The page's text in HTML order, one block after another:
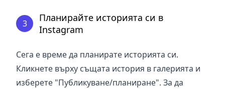
3
Планирайте историята си в
Instagram
Сега е време да планирате историята си.
Кликнете върху същата история в галерията и
изберете "Публикуване/планиране". За да